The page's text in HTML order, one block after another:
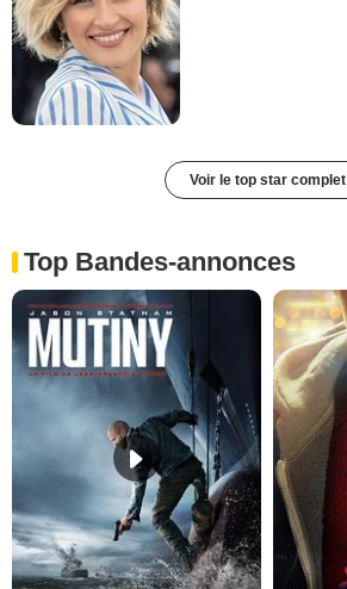
Voir le top star complet
Top Bandes-annonces